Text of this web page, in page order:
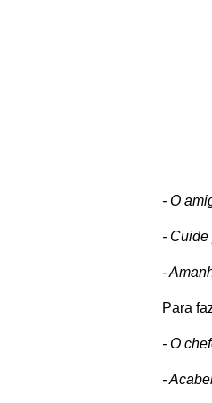
- O
- Cuide
-
Para
- O
-